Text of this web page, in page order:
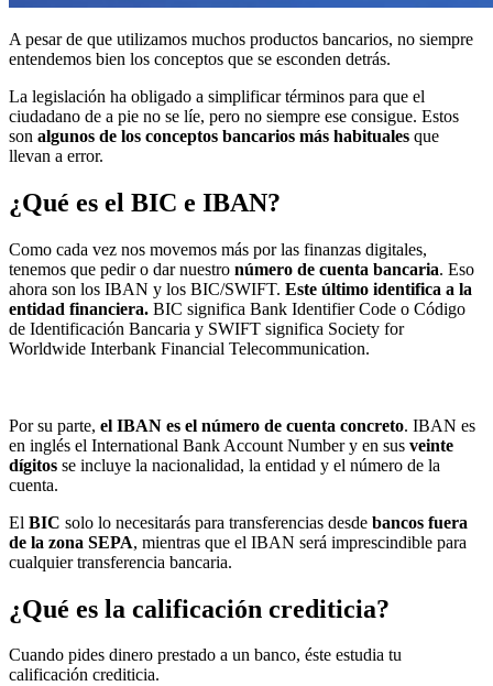
A pesar de que utilizamos muchos productos bancarios, no siempre
entendemos bien los conceptos que se esconden detrás.
La legislación ha obligado a simplificar términos para que el
ciudadano de a pie no se líe, pero no siempre ese consigue. Estos
son algunos de los conceptos bancarios más habituales que
llevan a error.
¿Qué es el BIC e IBAN?
Como cada vez nos movemos más por las finanzas digitales,
tenemos que pedir o dar nuestro número de cuenta bancaria. Eso
ahora son los IBAN y los BIC/SWIFT. Este último identifica a la
entidad financiera. BIC significa Bank Identifier Code o Código
de Identificación Bancaria y SWIFT significa Society for
Worldwide Interbank Financial Telecommunication.
Por su parte, el IBAN es el número de cuenta concreto. IBAN es
en inglés el International Bank Account Number y en sus veinte
dígitos se incluye la nacionalidad, la entidad y el número de la
cuenta.
El BIC solo lo necesitarás para transferencias desde bancos fuera
de la zona SEPA, mientras que el IBAN será imprescindible para
cualquier transferencia bancaria.
¿Qué es la calificación crediticia?
Cuando pides dinero prestado a un banco, éste estudia tu
calificación crediticia.